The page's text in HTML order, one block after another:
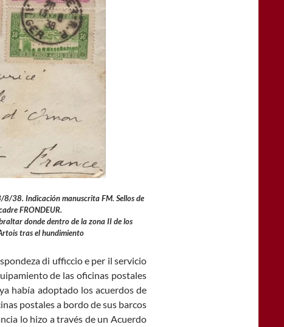
8/38. Indicación manuscrita FM. Sellos de
FRONDEUR.
donde dentro de la zona II de los
tras el hundimiento
di ufficcio e per il servicio
de las oficinas postales
había adoptado los acuerdos de
postales a bordo de sus barcos
lo hizo a través de un Acuerdo